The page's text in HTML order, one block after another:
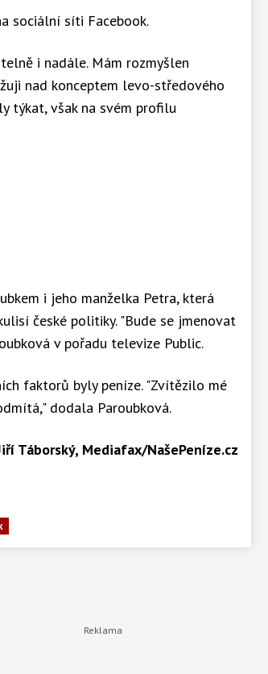
sociální síti Facebook.
i nadále. Mám rozmyšlen
nad konceptem levo-středového
týkat, však na svém profilu
i jeho manželka Petra, která
české politiky. "Bude se jmenovat
v pořadu televize Public.
faktorů byly peníze. "Zvítězilo mé
dodala Paroubková.
Táborský, Mediafax/NašePeníze.cz